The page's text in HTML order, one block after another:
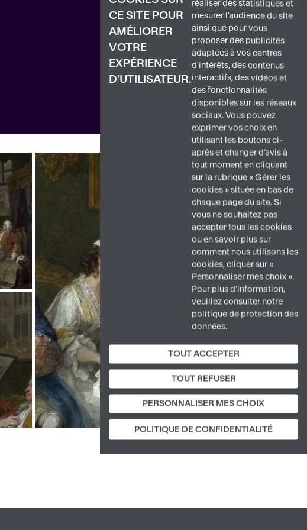
CE SITE POUR
AMÉLIORER
VOTRE
EXPÉRIENCE
D'UTILISATEUR.
réaliser des statistiques et
mesurer l'audience du site
ainsi que pour vous
proposer des publicités
adaptées à vos centres
d'intérêts, des contenus
interactifs, des vidéos et
des fonctionnalités
disponibles sur les réseaux
sociaux. Vous pouvez
exprimer vos choix en
utilisant les boutons ci-
après et changer d’avis à
tout moment en cliquant
sur la rubrique « Gérer les
cookies » située en bas de
chaque page du site. Si
vous ne souhaitez pas
accepter tous les cookies
ou en savoir plus sur
comment nous utilisons les
cookies, cliquer sur «
Personnaliser mes choix ».
Pour plus d’information,
veuillez consulter notre
politique de protection des
données.
TOUT ACCEPTER
TOUT REFUSER
PERSONNALISER MES CHOIX
POLITIQUE DE CONFIDENTIALITÉ